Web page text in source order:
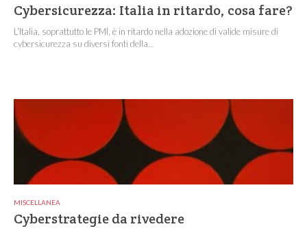
Cybersicurezza: Italia in ritardo, cosa fare?
L’Italia, soprattutto le PMI, è in ritardo nella adozione di valide misure di
cybersicurezza su diversi fonti della...
MISCELLANEA
Cyberstrategie da rivedere